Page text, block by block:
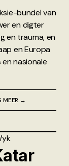
bundel van
en digter
en trauma, en
en Europa
nasionale
MEER →